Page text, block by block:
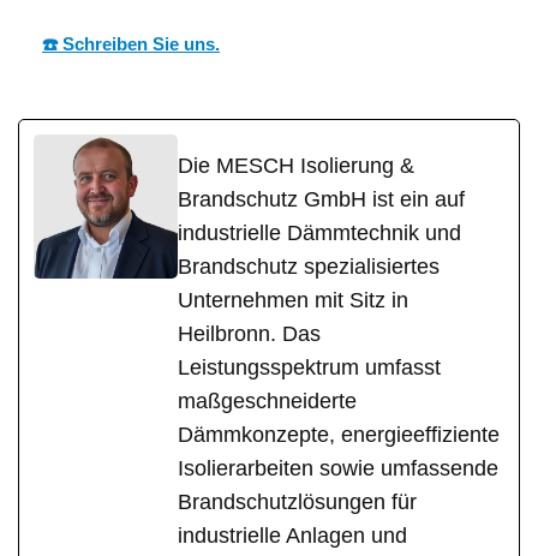
☎️ Schreiben Sie uns.
Die MESCH Isolierung &
Brandschutz GmbH ist ein auf
industrielle Dämmtechnik und
Brandschutz spezialisiertes
Unternehmen mit Sitz in
Heilbronn. Das
Leistungsspektrum umfasst
maßgeschneiderte
Dämmkonzepte, energieeffiziente
Isolierarbeiten sowie umfassende
Brandschutzlösungen für
industrielle Anlagen und